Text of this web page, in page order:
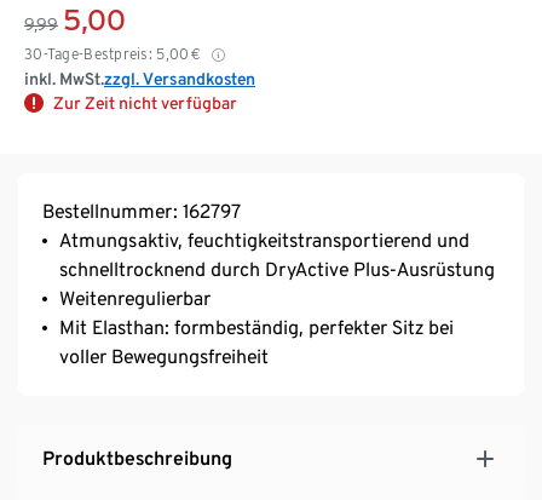
9,99 5,00
30-Tage-Bestpreis: 5,00 €
inkl. MwSt.zzgl. Versandkosten
Zur Zeit nicht verfügbar
Bestellnummer: 162797
Atmungsaktiv, feuchtigkeitstransportierend und
schnelltrocknend durch DryActive Plus-Ausrüstung
Weitenregulierbar
Mit Elasthan: formbeständig, perfekter Sitz bei
voller Bewegungsfreiheit
Produktbeschreibung